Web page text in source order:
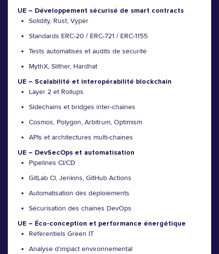
UE – Développement sécurisé de smart contracts
Solidity, Rust, Vyper
Standards ERC-20 / ERC-721 / ERC-1155
Tests automatisés et audits de sécurité
MythX, Slither, Hardhat
UE – Scalabilité et interopérabilité blockchain
Layer 2 et Rollups
Sidechains et bridges inter-chaînes
Cosmos, Polygon, Arbitrum, Optimism
APIs et architectures multi-chaînes
UE – DevSecOps et automatisation
Pipelines CI/CD
GitLab CI, Jenkins, GitHub Actions
Automatisation des déploiements
Sécurisation des chaînes DevOps
UE – Éco-conception et performance énergétique
Référentiels Green IT
Analyse d’impact environnemental